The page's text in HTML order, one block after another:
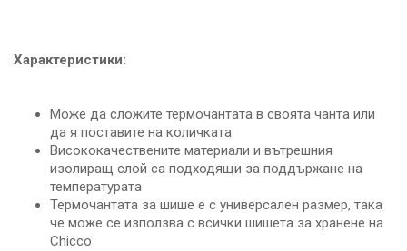
Характеристики:
Може да сложите термочантата в своята чанта или
да я поставите на количката
Висококачествените материали и вътрешния
изолиращ слой са подходящи за поддържане на
температурата
Термочантата за шише е с универсален размер, така
че може се използва с всички шишета за хранене на
Chicco